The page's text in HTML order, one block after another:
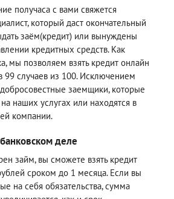
получаса с вами свяжется
который даст окончательный
заём(кредит) или вынуждены
кредитных средств. Как
мы позволяем взять кредит онлайн
99 случаев из 100. Исключением
заемщики, которые
наших услугах или находятся в
компании.
деле
займ, вы сможете взять кредит
сроком до 1 месяца. Если вы
на себя обязательства, сумма